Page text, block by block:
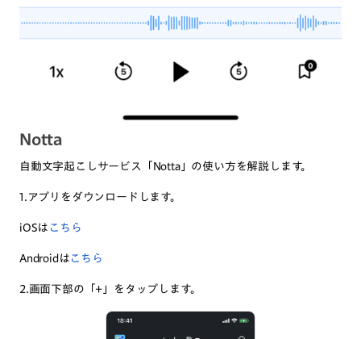
Notta
自動文字起こしサービス「Notta」の使い方を解説します。
1.アプリをダウンロードします。
iOSは こちら
Androidは こちら
2.画面下部の「+」をタップします。